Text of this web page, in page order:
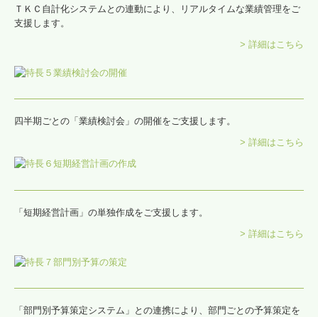
ＴＫＣ自計化システムとの連動により、リアルタイムな業績管理をご
支援します。
> 詳細はこちら
四半期ごとの「業績検討会」の開催をご支援します。
> 詳細はこちら
「短期経営計画」の単独作成をご支援します。
> 詳細はこちら
「部門別予算策定システム」との連携により、部門ごとの予算策定を